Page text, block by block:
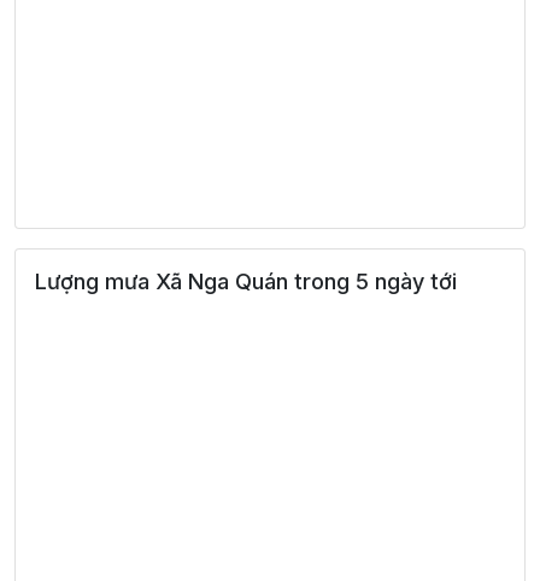
Lượng mưa Xã Nga Quán trong 5 ngày tới